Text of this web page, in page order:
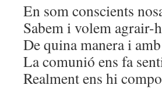
En som conscients
Sabem i volem agrair-
De quina manera i
La comunió ens fa
Realment ens hi